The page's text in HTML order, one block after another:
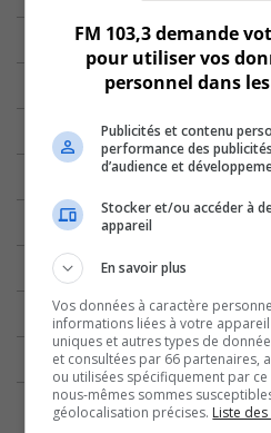
FM 103,3 demande
pour utiliser vos
personnel dans
Publicités et contenu
performance des
d’audience et
Stocker et/ou accéder à
appareil
En savoir plus
Vos données à caractère
informations liées à votre
uniques et autres types de
et consultées par 66 partenaires,
ou utilisées spécifiquement par
nous-mêmes sommes
géolocalisation précises. Liste